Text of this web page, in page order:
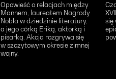
Opowieść o relacjach między
Mannem, laureatem Nagrody
Nobla w dziedzinie literatury,
a jego córką Eriką, aktorką i
pisarką. Akcja rozgrywa się
w szczytowym okresie zimnej
wojny.
się